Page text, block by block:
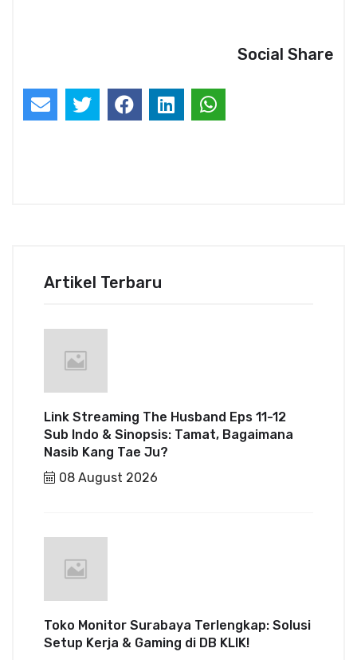
Social Share
Artikel Terbaru
Link Streaming The Husband Eps 11-12
Sub Indo & Sinopsis: Tamat, Bagaimana
Nasib Kang Tae Ju?
08 August 2026
Toko Monitor Surabaya Terlengkap: Solusi
Setup Kerja & Gaming di DB KLIK!